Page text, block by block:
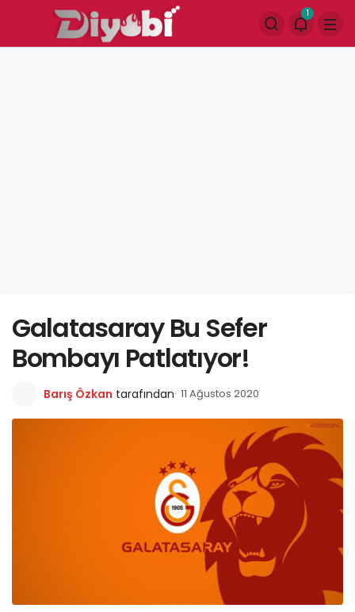
1
Galatasaray Bu Sefer
Bombayı Patlatıyor!
Barış Özkan tarafından 11 Ağustos 2020